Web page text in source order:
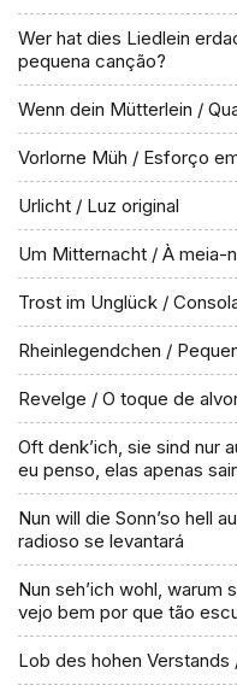
Wer hat dies Liedlein
pequena canção?
Wenn dein Mütterlein /
Vorlorne Müh / Esforço
Urlicht / Luz original
Um Mitternacht / À meia-
Trost im Unglück /
Rheinlegendchen /
Revelge / O toque de
Oft denk’ich, sie sind nur
eu penso, elas apenas
Nun will die Sonn’so hell
radioso se levantará
Nun seh’ich wohl, warum
vejo bem por que tão
Lob des hohen Verstands